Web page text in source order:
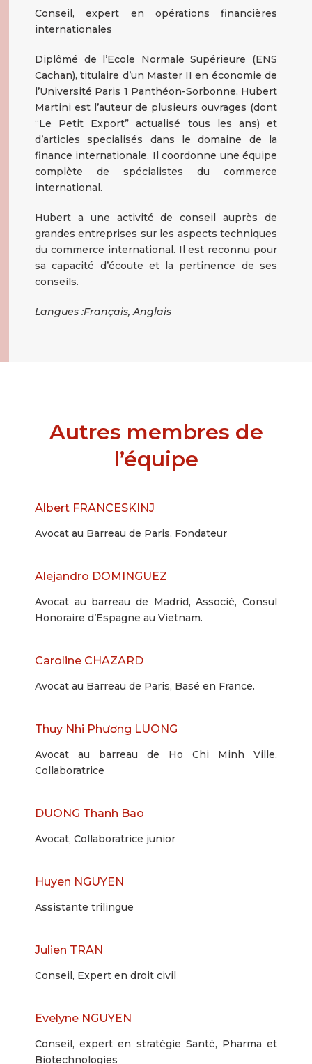
Conseil, expert en opérations financières
internationales
Diplômé de l’Ecole Normale Supérieure (ENS
Cachan), titulaire d’un Master II en économie de
l’Université Paris 1 Panthéon-Sorbonne, Hubert
Martini est l’auteur de plusieurs ouvrages (dont
“Le Petit Export” actualisé tous les ans) et
d’articles specialisés dans le domaine de la
finance internationale. Il coordonne une équipe
complète de spécialistes du commerce
international.
Hubert a une activité de conseil auprès de
grandes entreprises sur les aspects techniques
du commerce international. Il est reconnu pour
sa capacité d’écoute et la pertinence de ses
conseils.
Langues :Français, Anglais
Autres membres de
l’équipe
Albert FRANCESKINJ
Avocat au Barreau de Paris, Fondateur
Alejandro DOMINGUEZ
Avocat au barreau de Madrid, Associé, Consul
Honoraire d’Espagne au Vietnam.
Caroline CHAZARD
Avocat au Barreau de Paris, Basé en France.
Thuy Nhi Phương LUONG
Avocat au barreau de Ho Chi Minh Ville,
Collaboratrice
DUONG Thanh Bao
Avocat, Collaboratrice junior
Huyen NGUYEN
Assistante trilingue
Julien TRAN
Conseil, Expert en droit civil
Evelyne NGUYEN
Conseil, expert en stratégie Santé, Pharma et
Biotechnologies